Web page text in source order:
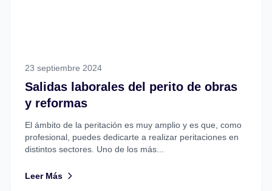
23 septiembre 2024
Salidas laborales del perito de obras
y reformas
El ámbito de la peritación es muy amplio y es que, como
profesional, puedes dedicarte a realizar peritaciones en
distintos sectores. Uno de los más...
Leer Más